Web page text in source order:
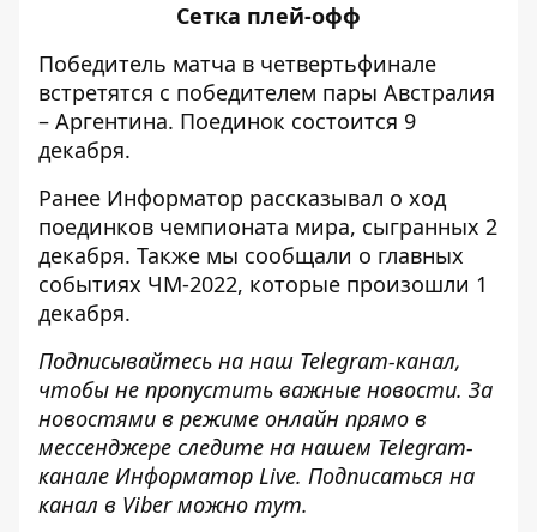
Сетка плей-офф
Победитель матча в четвертьфинале
встретятся с победителем пары Австралия
– Аргентина. Поединок состоится 9
декабря.
Ранее Информатор рассказывал о ход
поединков чемпионата мира, сыгранных 2
декабря. Также мы сообщали о главных
событиях ЧМ-2022, которые произошли 1
декабря.
Подписывайтесь на наш Telegram-канал,
чтобы не пропустить важные новости. За
новостями в режиме онлайн прямо в
мессенджере следите на нашем Telegram-
канале Информатор Live. Подписаться на
канал в Viber можно тут.